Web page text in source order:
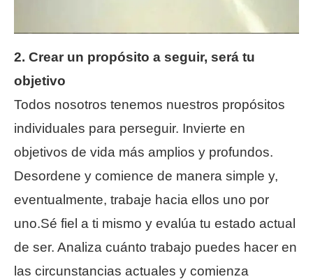
2. Crear un propósito a seguir, será tu
objetivo
Todos nosotros tenemos nuestros propósitos
individuales para perseguir. Invierte en
objetivos de vida más amplios y profundos.
Desordene y comience de manera simple y,
eventualmente, trabaje hacia ellos uno por
uno.Sé fiel a ti mismo y evalúa tu estado actual
de ser. Analiza cuánto trabajo puedes hacer en
las circunstancias actuales y comienza